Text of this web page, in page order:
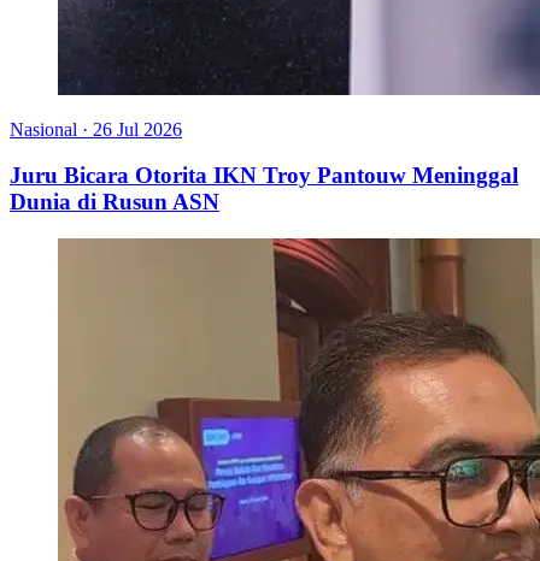
Nasional · 26 Jul 2026
Juru Bicara Otorita IKN Troy Pantouw Meninggal
Dunia di Rusun ASN